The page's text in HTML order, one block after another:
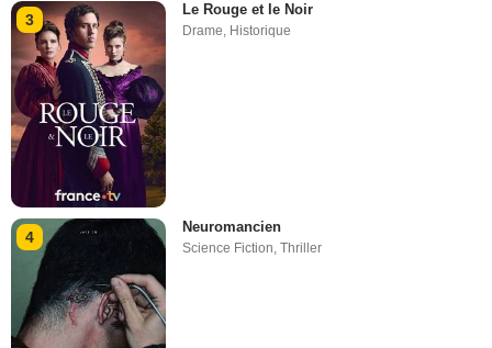
3
Le Rouge et le Noir
Drame Historique
4
Neuromancien
Science Fiction,Thriller